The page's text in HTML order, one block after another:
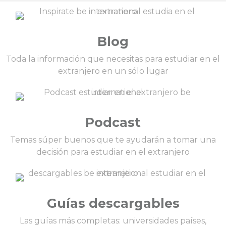
Blog
Toda la información que necesitas para estudiar en el
extranjero en un sólo lugar
Podcast
Temas súper buenos que te ayudarán a tomar una
decisión para estudiar en el extranjero
Guías descargables
Las guías más completas: universidades países,